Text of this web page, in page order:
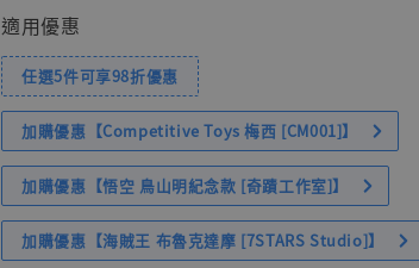
適用優惠
任選5件可享98折優惠
加購優惠【Competitive Toys 梅西 [CM001]】
加購優惠【悟空 鳥山明紀念款 [奇蹟工作室]】
加購優惠【海賊王 布魯克達摩 [7STARS Studio]】